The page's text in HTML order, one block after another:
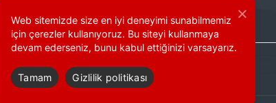
Web sitemizde size en iyi deneyimi sunabilmemiz
için çerezler kullanıyoruz. Bu siteyi kullanmaya
devam ederseniz, bunu kabul ettiğinizi varsayarız.
Tamam Gizlilik politikası